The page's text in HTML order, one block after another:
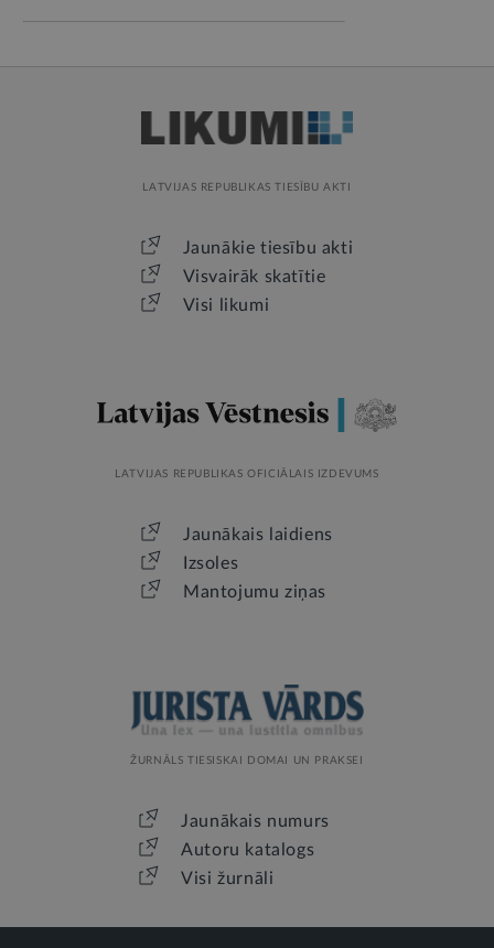
LATVIJAS REPUBLIKAS TIESĪBU AKTI
Jaunākie tiesību akti
Visvairāk skatītie
Visi likumi
LATVIJAS REPUBLIKAS OFICIĀLAIS IZDEVUMS
Jaunākais laidiens
Izsoles
Mantojumu ziņas
ŽURNĀLS TIESISKAI DOMAI UN PRAKSEI
Jaunākais numurs
Autoru katalogs
Visi žurnāli